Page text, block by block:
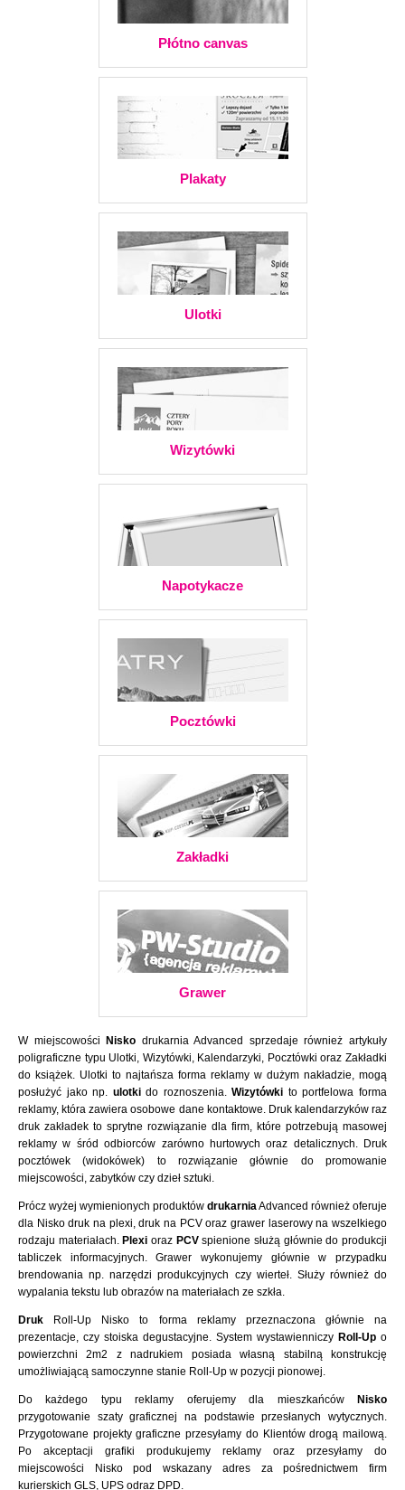
Płótno canvas
Plakaty
Ulotki
Wizytówki
Napotykacze
Pocztówki
Zakładki
Grawer
W miejscowości Nisko drukarnia Advanced sprzedaje również artykuły
poligraficzne typu Ulotki, Wizytówki, Kalendarzyki, Pocztówki oraz Zakładki
do książek. Ulotki to najtańsza forma reklamy w dużym nakładzie, mogą
posłużyć jako np. ulotkido roznoszenia.Wizytówki to portfelowa forma
reklamy, która zawiera osobowe dane kontaktowe. Druk kalendarzyków raz
druk zakładek to sprytne rozwiązanie dla firm, które potrzebują masowej
reklamy w śród odbiorców zarówno hurtowych oraz detalicznych. Druk
pocztówek (widokówek) to rozwiązanie głównie do promowanie
miejscowości, zabytków czy dzieł sztuki.
Prócz wyżej wymienionych produktów drukarniaAdvanced również oferuje
dla Nisko druk na plexi, druk na PCV oraz grawer laserowy na wszelkiego
rodzaju materiałach. Plexi oraz PCVspienione służą głównie do produkcji
tabliczek informacyjnych. Grawer wykonujemy głównie w przypadku
brendowania np. narzędzi produkcyjnych czy wierteł. Służy również do
wypalania tekstu lub obrazów na materiałach ze szkła.
Druk Roll-Up Nisko to forma reklamy przeznaczona głównie na
prezentacje, czy stoiska degustacyjne. System wystawienniczy Roll-Up o
powierzchni 2m2 z nadrukiem posiada własną stabilną konstrukcję
umożliwiającą samoczynne stanie Roll-Up w pozycji pionowej.
Do każdego typu reklamy oferujemy dla mieszkańców
Nisko
przygotowanie szaty graficznej na podstawie przesłanych wytycznych.
Przygotowane projekty graficzne przesyłamy do Klientów drogą mailową.
Po akceptacji grafiki produkujemy reklamy oraz przesyłamy do
miejscowości Nisko pod wskazany adres za pośrednictwem firm
kurierskich GLS, UPS odraz DPD.